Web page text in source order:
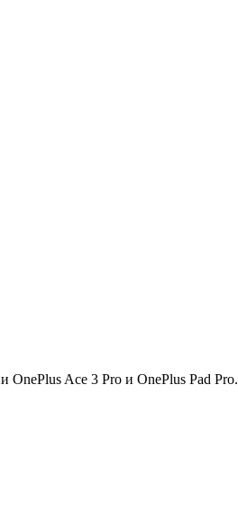
Ace 3 Pro и OnePlus Pad Pro.